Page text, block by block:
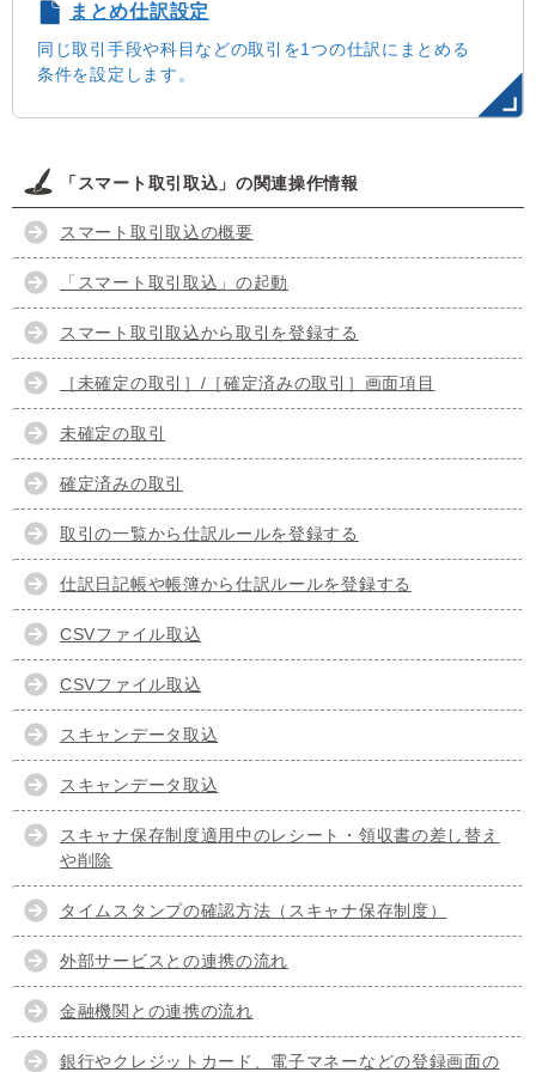
まとめ仕訳設定
同じ取引手段や科目などの取引を1つの仕訳にまとめる
条件を設定します。
「スマート取引取込」の関連操作情報
スマート取引取込の概要
「スマート取引取込」の起動
スマート取引取込から取引を登録する
［未確定の取引］/［確定済みの取引］画面項目
未確定の取引
確定済みの取引
取引の一覧から仕訳ルールを登録する
仕訳日記帳や帳簿から仕訳ルールを登録する
CSVファイル取込
CSVファイル取込
スキャンデータ取込
スキャンデータ取込
スキャナ保存制度適用中のレシート・領収書の差し替え
や削除
タイムスタンプの確認方法（スキャナ保存制度）
外部サービスとの連携の流れ
金融機関との連携の流れ
銀行やクレジットカード、電子マネーなどの登録画面の